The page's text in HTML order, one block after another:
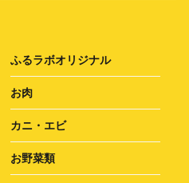
ふるラボオリジナル
お肉
カニ・エビ
お野菜類